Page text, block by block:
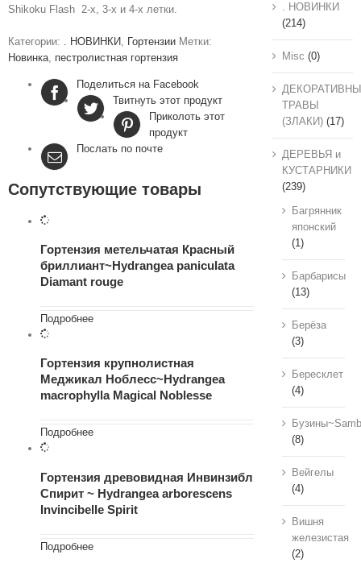
Shikoku Flash 2-х, 3-х и 4-х летки.
Категории: . НОВИНКИ, Гортензии Метки:
Новинка, пестролистная гортензия
Поделиться на Facebook
Твитнуть этот продукт
Приколоть этот
продукт
Послать по почте
Сопутствующие товары
Гортензия метельчатая Красный
бриллиант~Hydrangea paniculata
Diamant rouge
Подробнее
Гортензия крупнолистная
Меджикал Ноблесс~Hydrangea
macrophylla Magical Noblesse
Подробнее
Гортензия древовидная Инвинзибл
Спирит ~ Hydrangea arborescens
Invincibelle Spirit
Подробнее
. НОВИНКИ
(214)
Misc (0)
ТРАВЫ
(ЗЛАКИ) (17)
ДЕРЕВЬЯ и
КУСТАРНИКИ
(239)
Багрянник
японский
(1)
Барбарисы
(13)
Берёза
(3)
Бересклет
(4)
(8)
Вейгелы
(4)
Вишня
железистая
(2)